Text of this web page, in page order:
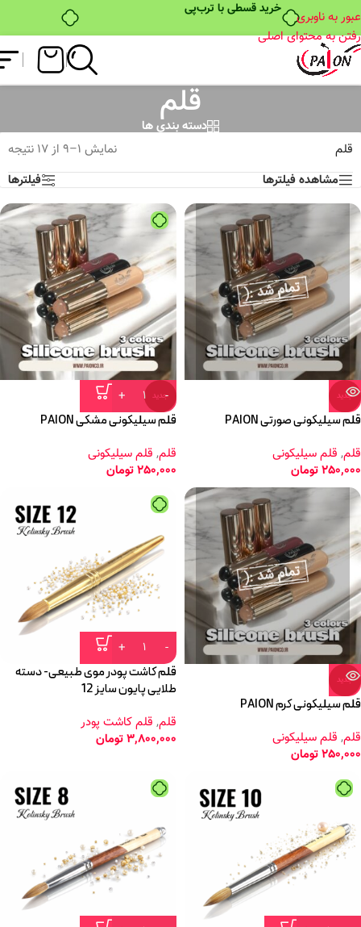
خرید قسطی با ترب‌پی
عبور به ناوبری
رفتن به محتوای اصلی
قلم
دسته بندی ها
قلم
نمایش 1–9 از 17 نتیجه
مشاهده فیلترها
فیلترها
جدید
قلم سیلیکونی صورتی PAION
قلم, قلم سیلیکونی
250,000تومان
جدید
قلم سیلیکونی مشکی PAION
قلم, قلم سیلیکونی
250,000تومان
جدید
قلم سیلیکونی کرم PAION
قلم, قلم سیلیکونی
250,000تومان
قلم کاشت پودر موی طبیعی- دسته
طلایی پایون سایز 12
قلم, قلم کاشت پودر
3,800,000تومان